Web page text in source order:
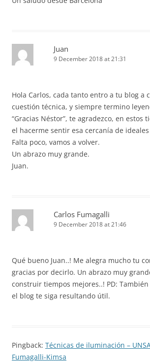
Juan
9 December 2018 at 21:31
Hola Carlos, cada tanto entro a tu blog a
cuestión técnica, y siempre termino
“Gracias Néstor”, te agradezco, en estos
el hacerme sentir esa cercanía de
Falta poco, vamos a volver.
Un abrazo muy grande.
Juan.
Carlos Fumagalli
9 December 2018 at 21:46
Qué bueno Juan..! Me alegra mucho tu
gracias por decirlo. Un abrazo muy
construir tiempos mejores..! PD:
el blog te siga resultando útil.
Pingback: Técnicas de iluminación –
Fumagalli-Kimsa